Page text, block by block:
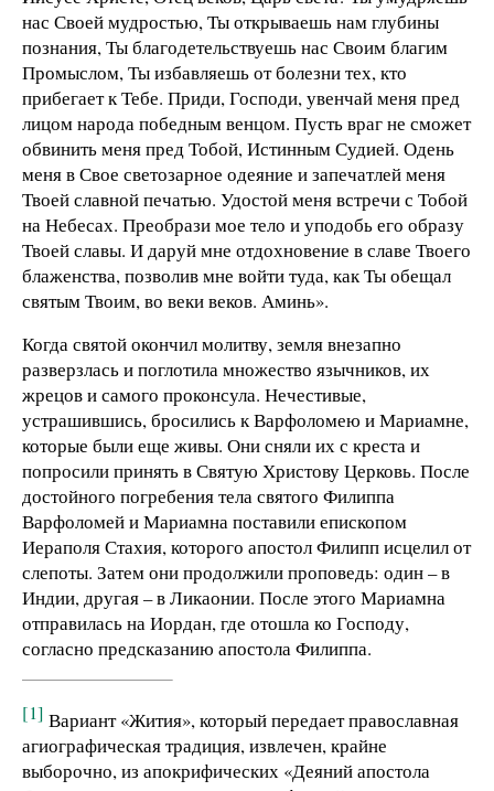
нас Своей мудростью, Ты открываешь нам глубины
познания, Ты благодетельствуешь нас Своим благим
Промыслом, Ты избавляешь от болезни тех, кто
прибегает к Тебе. Приди, Господи, увенчай меня пред
лицом народа победным венцом. Пусть враг не сможет
обвинить меня пред Тобой, Истинным Судией. Одень
меня в Свое светозарное одеяние и запечатлей меня
Твоей славной печатью. Удостой меня встречи с Тобой
на Небесах. Преобрази мое тело и уподобь его образу
Твоей славы. И даруй мне отдохновение в славе Твоего
блаженства, позволив мне войти туда, как Ты обещал
святым Твоим, во веки веков. Аминь».
Когда святой окончил молитву, земля внезапно
разверзлась и поглотила множество язычников, их
жрецов и самого проконсула. Нечестивые,
устрашившись, бросились к Варфоломею и Мариамне,
которые были еще живы. Они сняли их с креста и
попросили принять в Святую Христову Церковь. После
достойного погребения тела святого Филиппа
Варфоломей и Мариамна поставили епископом
Иераполя Стахия, которого апостол Филипп исцелил от
слепоты. Затем они продолжили проповедь: один – в
Индии, другая – в Ликаонии. После этого Мариамна
отправилась на Иордан, где отошла ко Господу,
согласно предсказанию апостола Филиппа.
[1] Вариант «Жития», который передает православная
агиографическая традиция, извлечен, крайне
выборочно, из апокрифических «Деяний апостола